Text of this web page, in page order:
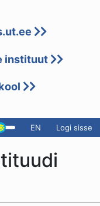
instituut
EN Logi sisse